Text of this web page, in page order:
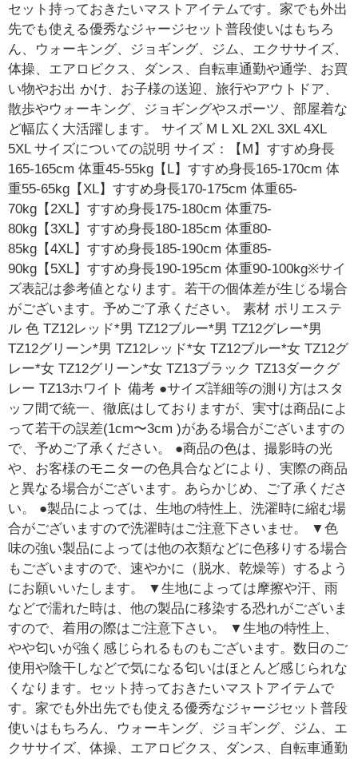
セット持っておきたいマストアイテムです。家でも外出
先でも使える優秀なジャージセット普段使いはもちろ
ん、ウォーキング、ジョギング、ジム、エクササイズ、
体操、エアロビクス、ダンス、自転車通勤や通学、お買
い物やお出 かけ、お子様の送迎、旅行やアウトドア、
散歩やウォーキング、ジョギングやスポーツ、部屋着な
ど幅広く大活躍します。 サイズ M L XL 2XL 3XL 4XL
5XL サイズについての説明 サイズ：【M】すすめ身長
165-165cm 体重45-55kg【L】すすめ身長165-170cm 体
重55-65kg【XL】すすめ身長170-175cm 体重65-
70kg【2XL】すすめ身長175-180cm 体重75-
80kg【3XL】すすめ身長180-185cm 体重80-
85kg【4XL】すすめ身長185-190cm 体重85-
90kg【5XL】すすめ身長190-195cm 体重90-100kg※サイ
ズ表記は参考値となります。若干の個体差が生じる場合
がございます。予めご了承ください。 素材 ポリエステ
ル 色 TZ12レッド*男 TZ12ブルー*男 TZ12グレー*男
TZ12グリーン*男 TZ12レッド*女 TZ12ブルー*女 TZ12グ
レー*女 TZ12グリーン*女 TZ13ブラック TZ13ダークグ
レー TZ13ホワイト 備考 ●サイズ詳細等の測り方はスタ
ッフ間で統一、徹底はしておりますが、実寸は商品によ
って若干の誤差(1cm〜3cm )がある場合がございますの
で、予めご了承ください。 ●商品の色は、撮影時の光
や、お客様のモニターの色具合などにより、実際の商品
と異なる場合がございます。あらかじめ、ご了承くださ
い。 ●製品によっては、生地の特性上、洗濯時に縮む場
合がございますので洗濯時はご注意下さいませ。 ▼色
味の強い製品によっては他の衣類などに色移りする場合
もございますので、速やかに（脱水、乾燥等）するよう
にお願いいたします。 ▼生地によっては摩擦や汗、雨
などで濡れた時は、他の製品に移染する恐れがございま
すので、着用の際はご注意下さい。 ▼生地の特性上、
やや匂いが強く感じられるものもございます。数日のご
使用や陰干しなどで気になる匂いはほとんど感じられな
くなります。セット持っておきたいマストアイテムで
す。家でも外出先でも使える優秀なジャージセット普段
使いはもちろん、ウォーキング、ジョギング、ジム、エ
クササイズ、体操、エアロビクス、ダンス、自転車通勤